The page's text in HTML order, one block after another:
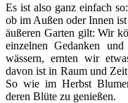
Es ist also ganz einfach
ob im Außen oder Innen
äußeren Garten gilt: Wir
einzelnen Gedanken
wässern, ernten wir
davon ist in Raum und
So wie im Herbst
deren Blüte zu genießen.